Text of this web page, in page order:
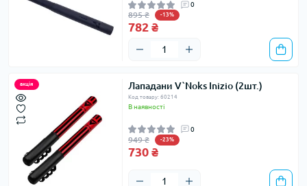
0
895 ₴ -13%
782 ₴
акція Лападани V`Noks Inizio (2шт.)
Код товару: 60214
В наявності
0
949 ₴ -23%
730 ₴